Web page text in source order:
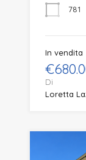
781
In vendita
Di
Loretta